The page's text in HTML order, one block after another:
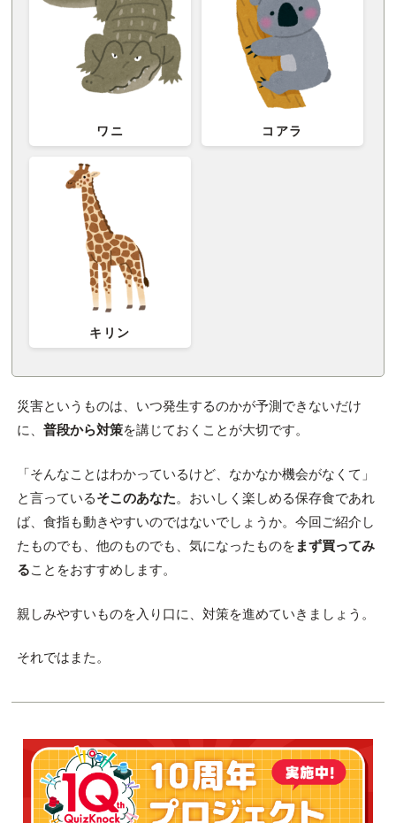
ワニ コアラ
キリン
災害というものは、いつ発生するのかが予測できないだけ
に、 普段から対策を講じておくことが大切です。
「そんなことはわかっているけど、なかなか機会がなくて」
と言っているそこのあなた。おいしく楽しめる保存食であれ
ば、食指も動きやすいのではないでしょうか。今回ご紹介し
たものでも、他のものでも、気になったものを まず買ってみ
ることをおすすめします。
親しみやすいものを入り口に、対策を進めていきましょう。
それではまた。